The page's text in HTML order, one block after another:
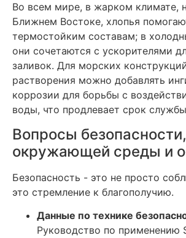
Во всем мире, в жарком климате,
Ближнем Востоке, хлопья
термостойким составам; в
они сочетаются с ускорителями
заливок. Для морских
растворения можно добавлять
коррозии для борьбы с
воды, что продлевает срок
Вопросы
окружающей среды и
Безопасность - это не просто
это стремление к благополучию.
Данные по технике
Руководство по применению